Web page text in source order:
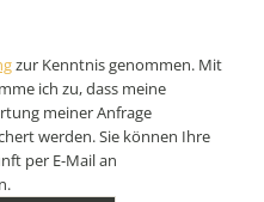
zur Kenntnis genommen. Mit
ich zu, dass meine
meiner Anfrage
werden. Sie können Ihre
per E-Mail an